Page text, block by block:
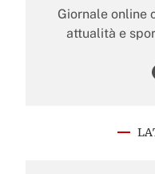
Giornale online
attualità e